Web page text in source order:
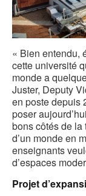
« Bien entendu,
cette université
monde a
Juster, Deputy
en poste depuis
poser
bons côtés de la
d’un monde en
enseignants
d’espaces
Projet